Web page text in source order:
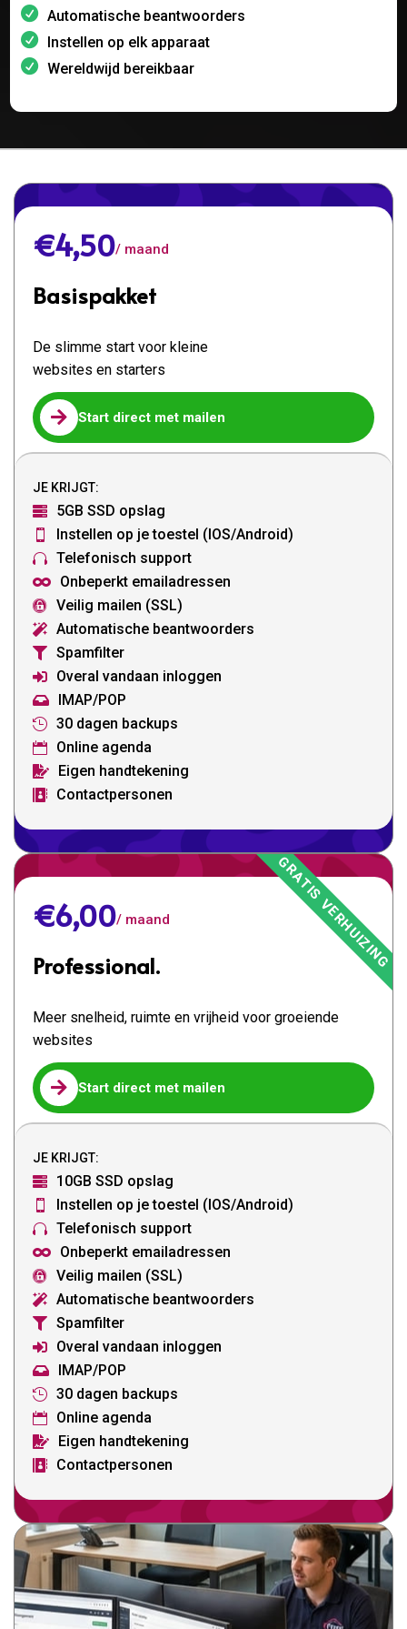
Automatische beantwoorders
Instellen op elk apparaat
Wereldwijd bereikbaar
€4,50/ maand
Basispakket
De slimme start voor kleine
websites en starters
 Start direct met mailen
JE KRIJGT:

5GB SSD opslag
 Instellen op je toestel (IOS/Android)
 Telefonisch support
 Onbeperkt emailadressen
 Veilig mailen (SSL)
 Automatische beantwoorders
 Spamfilter
 Overal vandaan inloggen
 IMAP/POP
 30 dagen backups
 Online agenda
 Eigen handtekening
 Contactpersonen
€6,00/ maand
Professional.
Meer snelheid, ruimte en vrijheid voor groeiende
websites
 Start direct met mailen
JE KRIJGT:

10GB SSD opslag
 Instellen op je toestel (IOS/Android)
 Telefonisch support
 Onbeperkt emailadressen
 Veilig mailen (SSL)
 Automatische beantwoorders
 Spamfilter
 Overal vandaan inloggen
 IMAP/POP
 30 dagen backups
 Online agenda
 Eigen handtekening
 Contactpersonen